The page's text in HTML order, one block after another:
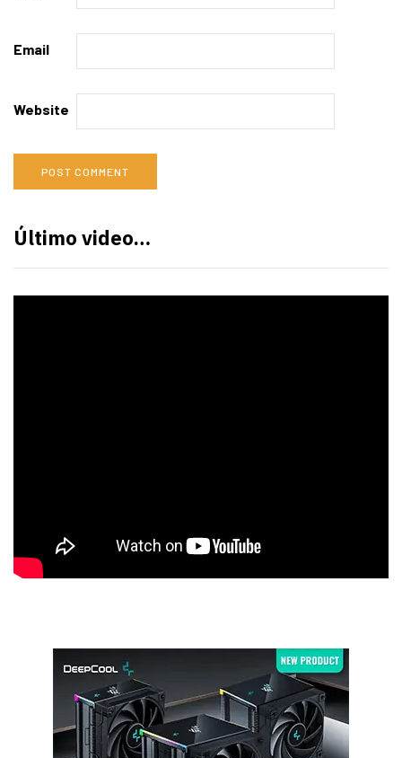
Email
Website
Último video…